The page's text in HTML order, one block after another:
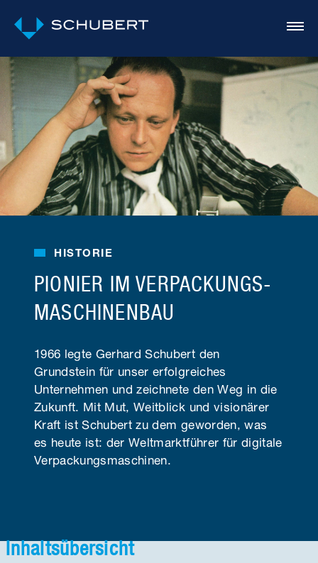
HISTORIE
PIONIER IM VERPACKUNGS­
MASCHINEN­BAU
1966 legte Gerhard Schubert den
Grundstein für unser erfolgreiches
Unternehmen und zeichnete den Weg in die
Zukunft. Mit Mut, Weitblick und visionärer
Kraft ist Schubert zu dem geworden, was
es heute ist: der Weltmarktführer für digitale
Verpackungs­maschinen.
Inhaltsübersicht